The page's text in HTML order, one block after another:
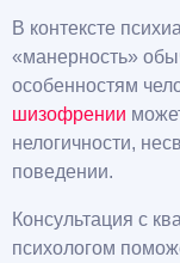
В контексте
«манерность»
особенностям
шизофрении
нелогичности,
поведении.
Консультация с
психологом